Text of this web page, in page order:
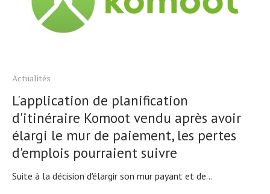
Actualités
L'application de planification
d'itinéraire Komoot vendu après avoir
élargi le mur de paiement, les pertes
d'emplois pourraient suivre
Suite à la décision d'élargir son mur payant et de...